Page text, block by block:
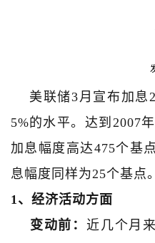
美联储3月宣布加息
5%的水平。达到2007
加息幅度高达475个基
息幅度同样为25个基点
1、经济活动方面
变动前： 近几个月